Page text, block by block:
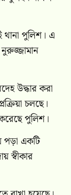
থানা পুলিশ। এ
উদ্ধার করা
চলছে।
পুলিশ।
পড়া একটি
স্বীকার